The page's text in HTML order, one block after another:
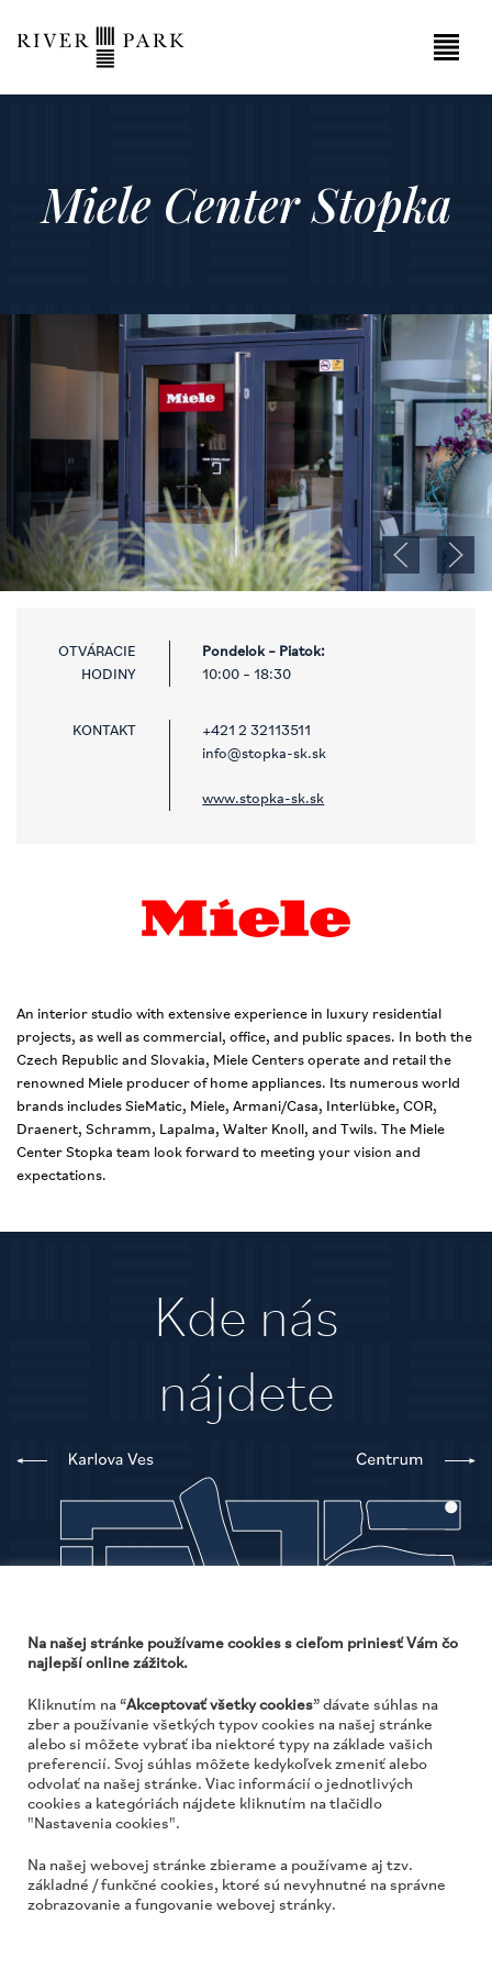
Miele Center Stopka
OTVÁRACIE
HODINY
Pondelok – Piatok:
KONTAKT
+421 2 32113511
info@stopka-sk.sk
www.stopka-sk.sk
An interior studio with extensive experience in luxury residential
projects, as well as commercial, office, and public spaces. In both the
Czech Republic and Slovakia, Miele Centers operate and retail the
renowned Miele producer of home appliances. Its numerous world
brands includes SieMatic, Miele, Armani/Casa, Interlübke, COR,
Draenert, Schramm, Lapalma, Walter Knoll, and Twils. The Miele
Center Stopka team look forward to meeting your vision and
expectations.
Kde nás
nájdete
JTRE a. s., RIVER PARK, Dvořákovo nábrežie 10
www.jtre.sk
Na našej stránke používame cookies s cieľom priniesť Vám čo
najlepší online zážitok.
Kliknutím na “Akceptovať všetky cookies” dávate súhlas na
zber a používanie všetkých typov cookies na našej stránke
alebo si môžete vybrať iba niektoré typy na základe vašich
preferencií. Svoj súhlas môžete kedykoľvek zmeniť alebo
odvolať na našej stránke. Viac informácií o jednotlivých
cookies a kategóriách nájdete kliknutím na tlačidlo
"Nastavenia cookies".
Na našej webovej stránke zbierame a používame aj tzv.
základné / funkčné cookies, ktoré sú nevyhnutné na správne
zobrazovanie a fungovanie webovej stránky.